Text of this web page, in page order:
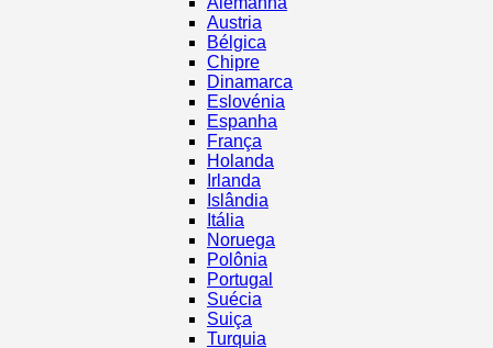
Austria
Bélgica
Chipre
Dinamarca
Eslovénia
Espanha
França
Holanda
Irlanda
Islândia
Itália
Noruega
Polônia
Portugal
Suécia
Suiça
Turquia